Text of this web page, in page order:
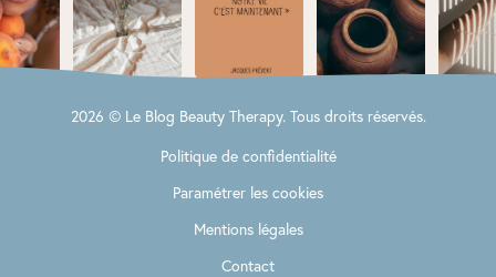
2026 © Le Blog Beauty Therapy. Tous droits réservés.
Politique de confidentialité
Paramétrer les cookies
Mentions légales
Contact